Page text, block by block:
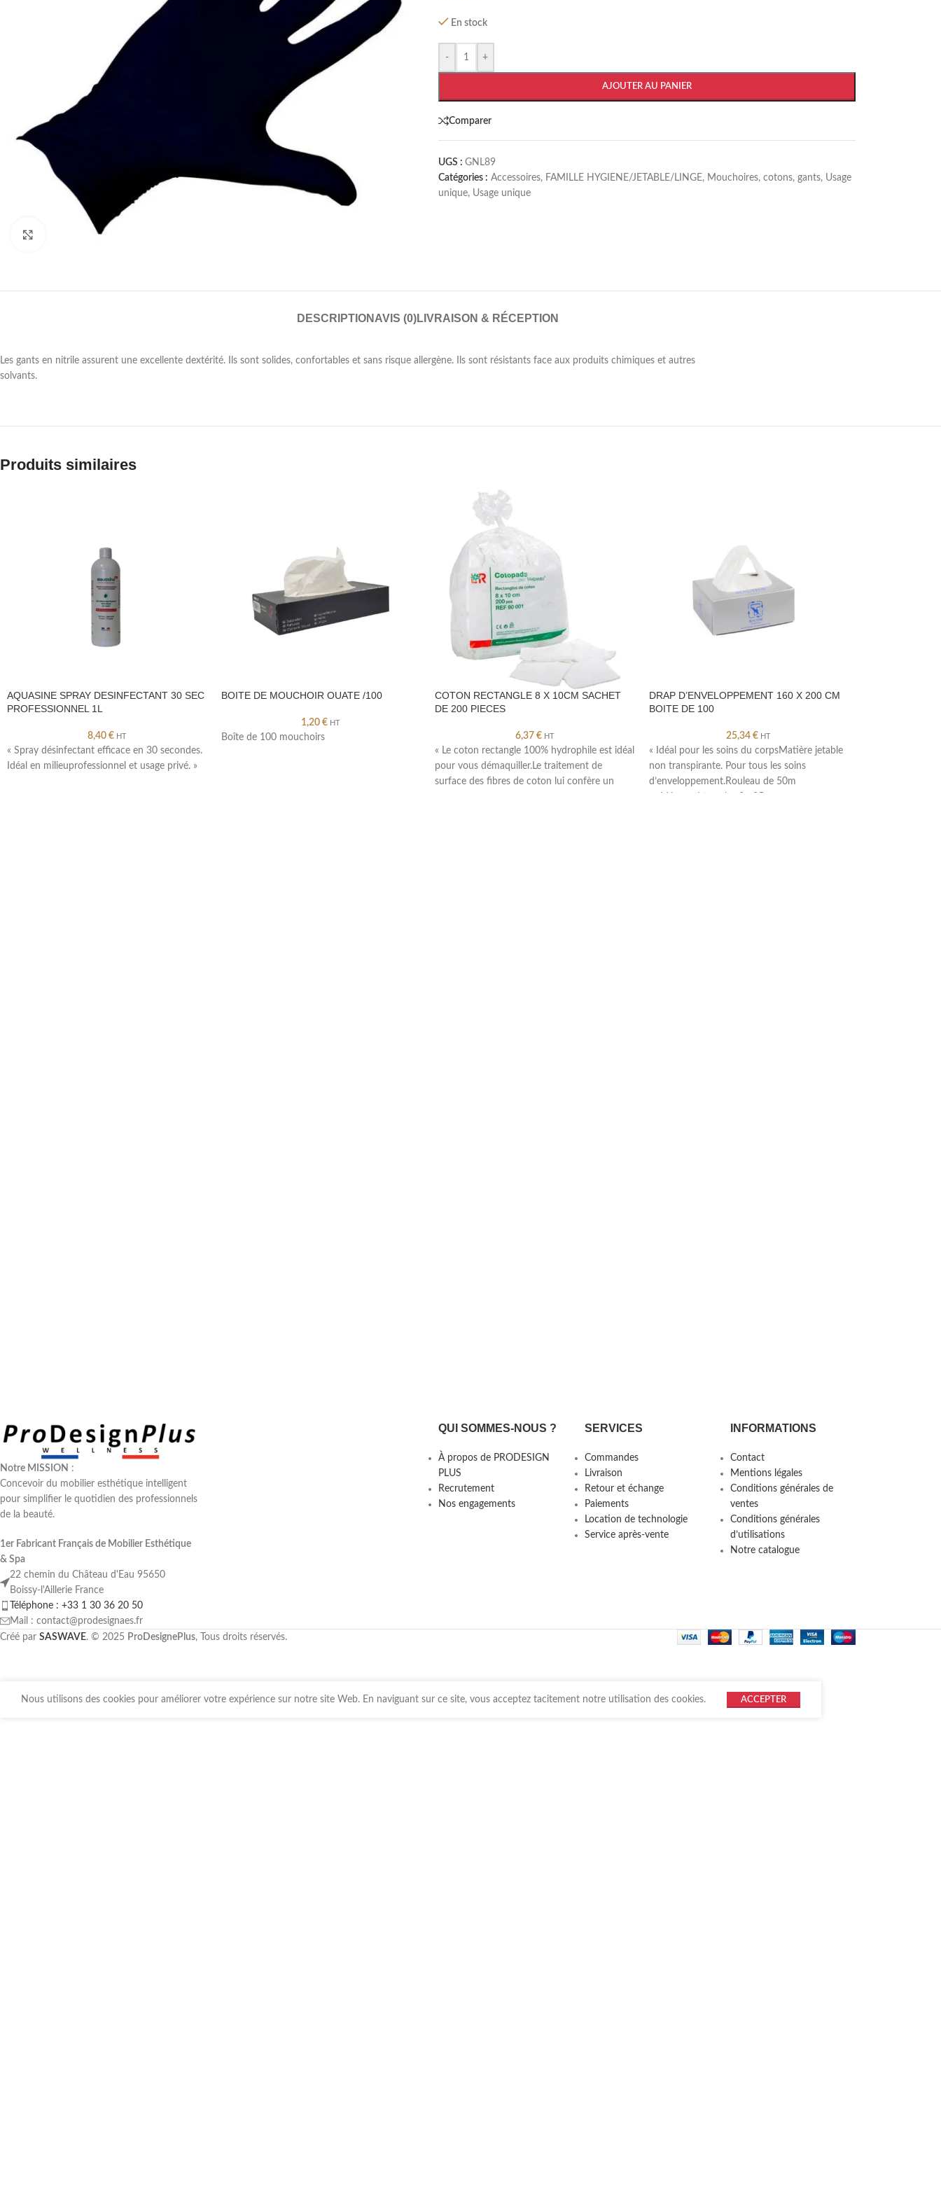
Cliquez pour agrandir
En stock
- +
AJOUTER AU PANIER
Comparer
UGS : GNL89
Catégories : Accessoires, FAMILLE HYGIENE/JETABLE/LINGE, Mouchoires, cotons, gants, Usage
unique, Usage unique
DESCRIPTION AVIS (0)LIVRAISON & RÉCEPTION
Les gants en nitrile assurent une excellente dextérité. Ils sont solides, confortables et sans risque allergène. Ils sont résistants face aux produits chimiques et autres
solvants.
Produits similaires
AQUASINE SPRAY DESINFECTANT 30 SEC
PROFESSIONNEL 1L
8,40 € HT
« Spray désinfectant efficace en 30 secondes.
Idéal en milieuprofessionnel et usage privé. »
BOITE DE MOUCHOIR OUATE /100
1,20€ HT
Boîte de 100 mouchoirs
COTON RECTANGLE 8 X 10CM SACHET
DE 200 PIECES
6,37 € HT
« Le coton rectangle 100% hydrophile est idéal
pour vous démaquiller.Le traitement de
surface des fibres de coton lui confère un
DRAP D’ENVELOPPEMENT 160 X 200 CM
BOITE DE 100
25,34€ HT
« Idéal pour les soins du corpsMatière jetable
non transpirante. Pour tous les soins
d’enveloppement.Rouleau de 50m
Notre MISSION :
Concevoir du mobilier esthétique intelligent
pour simplifier le quotidien des professionnels
de la beauté.
1er Fabricant Français de Mobilier Esthétique
& Spa
22 chemin du Château d'Eau 95650
Boissy-l'Aillerie France
Téléphone : +33 1 30 36 20 50
Mail : contact@prodesignaes.fr
QUI SOMMES-NOUS ?
À propos de PRODESIGN
PLUS
Recrutement
Nos engagements
SERVICES
Commandes
Livraison
Retour et échange
Paiements
Location de technologie
Service après-vente
INFORMATIONS
Contact
Mentions légales
Conditions générales de
ventes
Conditions générales
d’utilisations
Notre catalogue
Créé par SASWAVE. © 2025 ProDesignePlus, Tous droits réservés.
Nous utilisons des cookies pour améliorer votre expérience sur notre site Web. En naviguant sur ce site, vous acceptez tacitement notre utilisation des cookies. ACCEPTER